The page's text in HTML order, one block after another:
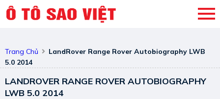
Trang Chủ
LandRover Range Rover Autobiography LWB
5.0 2014
LANDROVER RANGE ROVER AUTOBIOGRAPHY
LWB 5.0 2014